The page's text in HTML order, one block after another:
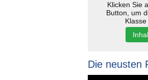
Klicken Sie
Button, um
Klasse
Die neusten